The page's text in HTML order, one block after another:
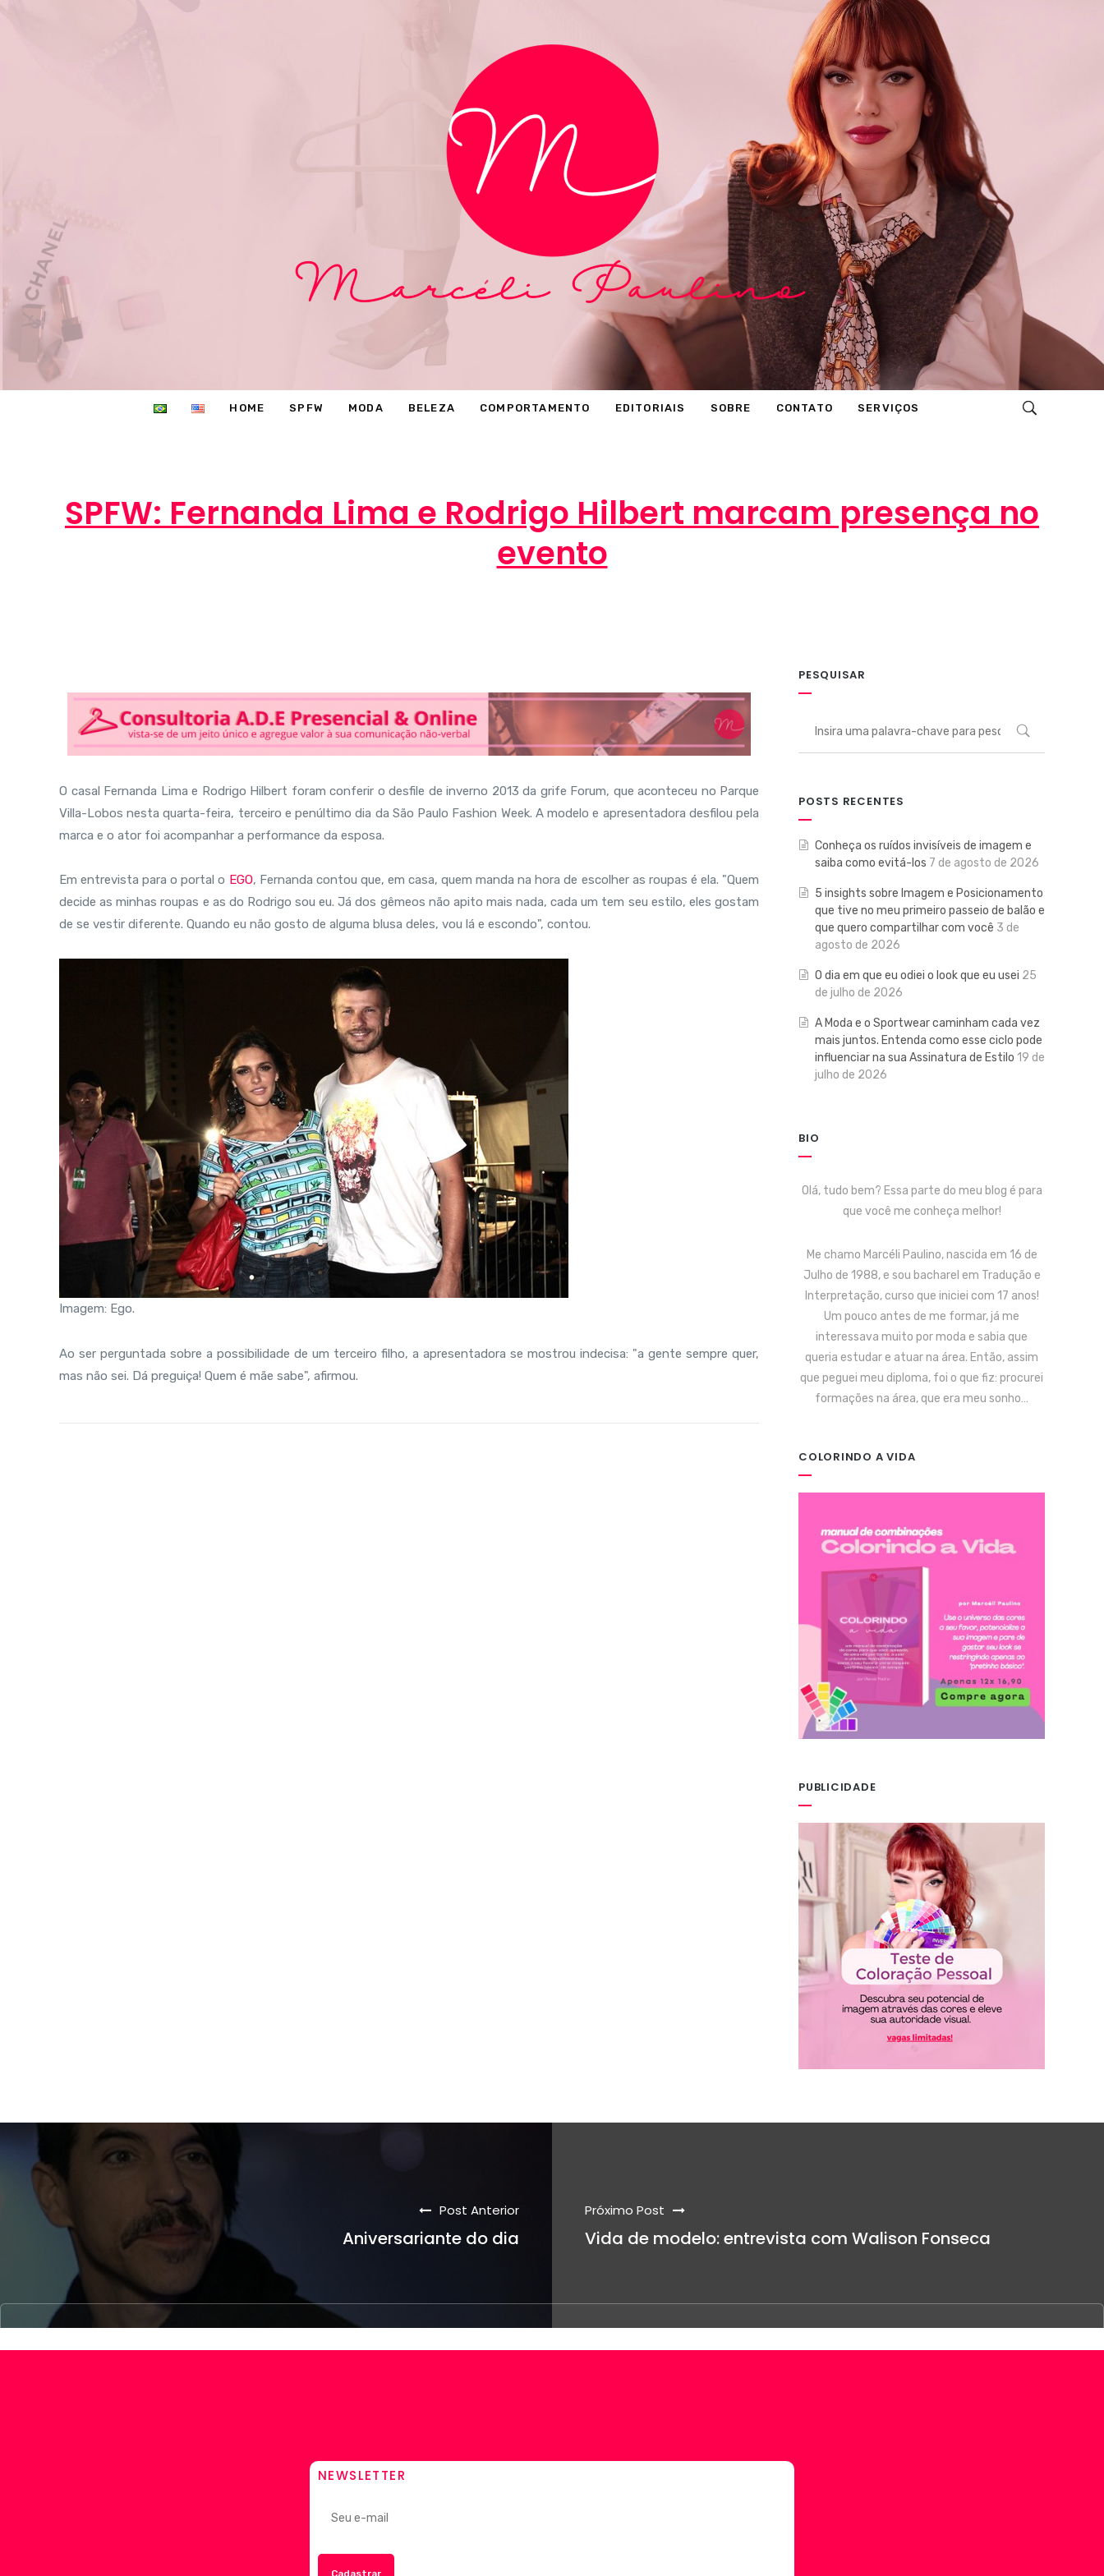
HOME SPFW MODA BELEZA COMPORTAMENTO EDITORIAIS SOBRE CONTATO SERVIÇOS
SPFW: Fernanda Lima e Rodrigo Hilbert marcam presença no
evento
O casal Fernanda Lima e Rodrigo Hilbert foram conferir o desfile de inverno 2013 da grife Forum, que aconteceu no Parque
Villa-Lobos nesta quarta-feira, terceiro e penúltimo dia da São Paulo Fashion Week. A modelo e apresentadora desfilou pela
marca e o ator foi acompanhar a performance da esposa.
Em entrevista para o portal o EGO, Fernanda contou que, em casa, quem manda na hora de escolher as roupas é ela. "Quem
decide as minhas roupas e as do Rodrigo sou eu. Já dos gêmeos não apito mais nada, cada um tem seu estilo, eles gostam
de se vestir diferente. Quando eu não gosto de alguma blusa deles, vou lá e escondo", contou.
Imagem: Ego.
Ao ser perguntada sobre a possibilidade de um terceiro filho, a apresentadora se mostrou indecisa: "a gente sempre quer,
mas não sei. Dá preguiça! Quem é mãe sabe", afirmou.
PESQUISAR
POSTS RECENTES
Conheça os ruídos invisíveis de imagem e
saiba como evitá-los 7 de agosto de 2026
5 insights sobre Imagem e Posicionamento
que tive no meu primeiro passeio de balão e
que quero compartilhar com você 3 de
agosto de 2026
O dia em que eu odiei o look que eu usei 25
de julho de 2026
A Moda e o Sportwear caminham cada vez
mais juntos. Entenda como esse ciclo pode
influenciar na sua Assinatura de Estilo 19 de
julho de 2026
BIO
Olá, tudo bem? Essa parte do meu blog é para
que você me conheça melhor!
Me chamo Marcéli Paulino, nascida em 16 de
Julho de 1988, e sou bacharel em Tradução e
Interpretação, curso que iniciei com 17 anos!
Um pouco antes de me formar, já me
interessava muito por moda e sabia que
queria estudar e atuar na área. Então, assim
que peguei meu diploma, foi o que fiz: procurei
formações na área, que era meu sonho…
COLORINDO A VIDA
PUBLICIDADE
Post Anterior
Aniversariante do dia
Próximo Post
Vida de modelo: entrevista com Walison Fonseca
NEWSLETTER